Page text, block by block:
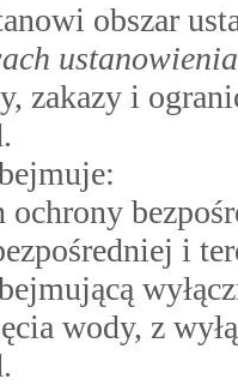
obszar
zakazy i
ochrony
i
wody, z